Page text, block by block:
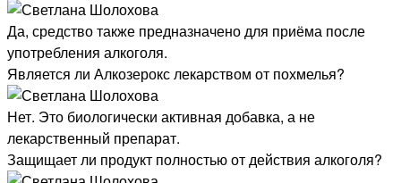
Да, средство также предназначено для приёма после
употребления алкоголя.
Является ли Алкозерокс лекарством от похмелья?
Нет. Это биологически активная добавка, а не
лекарственный препарат.
Защищает ли продукт полностью от действия алкоголя?